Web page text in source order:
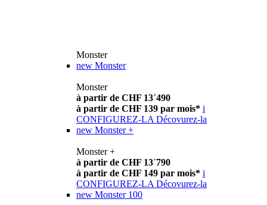
Monster
new Monster
Monster
à partir de CHF 13´490
à partir de CHF 139 par mois* i
CONFIGUREZ-LA Décovurez-la
new Monster +
Monster +
à partir de CHF 13´790
à partir de CHF 149 par mois* i
CONFIGUREZ-LA Décovurez-la
new Monster 100